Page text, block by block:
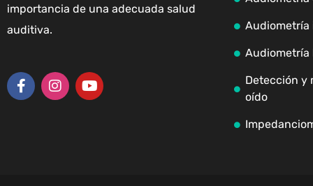
importancia de una adecuada salud
auditiva.
Audiometría
Detección y
oído